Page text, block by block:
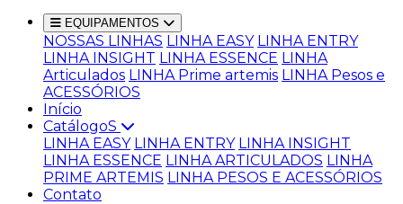
EQUIPAMENTOS
NOSSAS LINHAS LINHA EASY LINHA ENTRY
LINHA INSIGHT LINHA ESSENCE LINHA
Articulados LINHA Prime artemis LINHA Pesos e
ACESSÓRIOS
Início
CatálogoS
LINHA EASY LINHA ENTRY LINHA INSIGHT
LINHA ESSENCE LINHA ARTICULADOS LINHA
PRIME ARTEMIS LINHA PESOS E ACESSÓRIOS
Contato